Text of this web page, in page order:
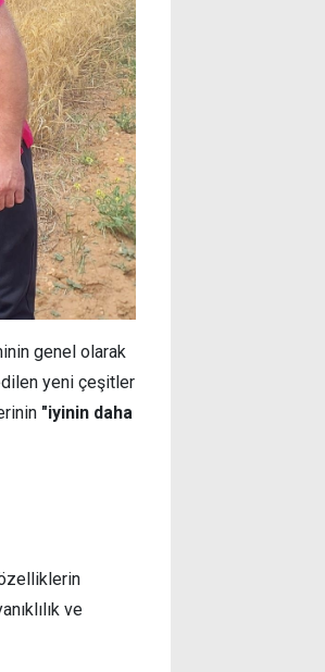
genel olarak
yeni çeşitler
"iyinin daha
ve